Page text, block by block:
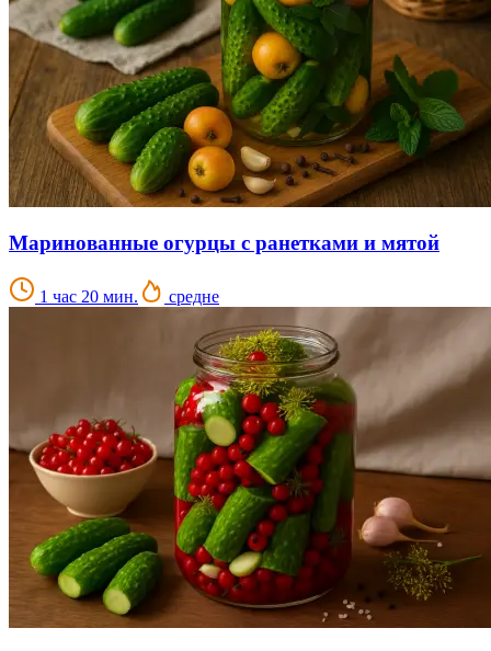
Маринованные огурцы с ранетками и мятой
1 час 20 мин. средне